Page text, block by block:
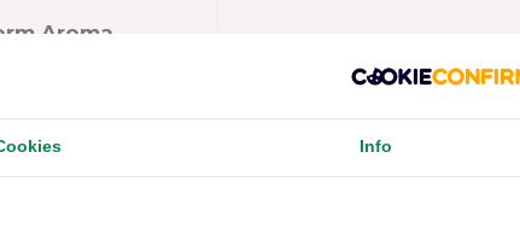
Aroma
1- 2 werkdagen
Info